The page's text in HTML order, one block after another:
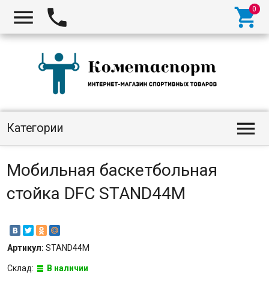
  
Категории 
Мобильная баскетбольная
стойка DFC STAND44M
Артикул: STAND44M
Склад: В наличии